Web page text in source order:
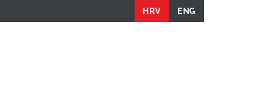
HRV ENG